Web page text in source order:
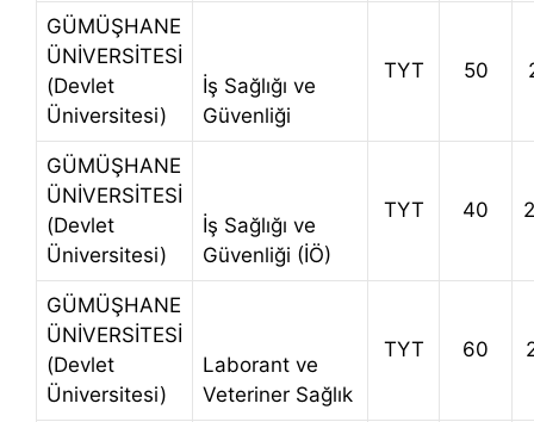
GÜMÜŞHANE
ÜNİVERSİTESİ
(Devlet
Üniversitesi)
İş Sağlığı ve
Güvenliği
TYT 50
GÜMÜŞHANE
ÜNİVERSİTESİ
(Devlet
Üniversitesi)
İş Sağlığı ve
Güvenliği (İÖ)
TYT 40
GÜMÜŞHANE
ÜNİVERSİTESİ
(Devlet
Üniversitesi)
Laborant ve
Veteriner Sağlık
TYT 60